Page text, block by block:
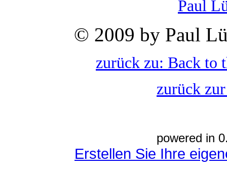
Paul
© 2009 by Paul
zurück zu: Back to
zurück
powered in
Erstellen Sie Ihre